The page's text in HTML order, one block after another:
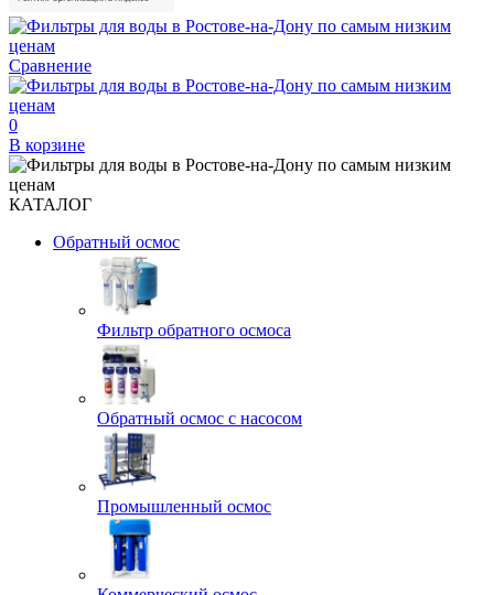
Сравнение
0
В корзине
КАТАЛОГ
Обратный осмос
Фильтр обратного осмоса
Обратный осмос с насосом
Промышленный осмос